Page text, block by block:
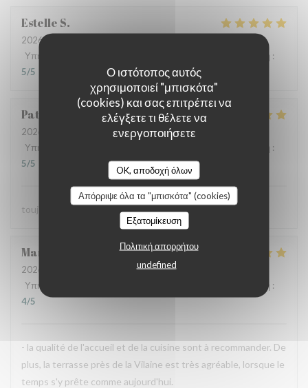
Ο ιστότοπος αυτός
χρησιμοποιεί "μπισκότα"
(cookies) και σας επιτρέπει να
ελέγξετε τι θέλετε να
ενεργοποιήσετε
OK, αποδοχή όλων
Απόρριψε όλα τα "μπισκότα" (cookies)
Εξατομίκευση
Πολιτική απορρήτου
undefined
Estelle S
2026-07-23
Υπηρεσία
Ποιότητα / Τιμή :
5/5
Patrick
2026-07-23
- 13:30 - καλεσμένοι 2
Υπηρεσία
:
5/5
toujours parfait comme d'habitude
Maryvonne
2026-07-23
- 12:30 - καλεσμένοι 2
Υπηρεσία
Ποιότητα / Τιμή :
4/5
- la qualité de l'accueil et de la cuisine sont à recommander. De
plus, la terrasse près de la Vilaine est très agréable, lorsque le
temps s'y prête comme aujourd'hui.